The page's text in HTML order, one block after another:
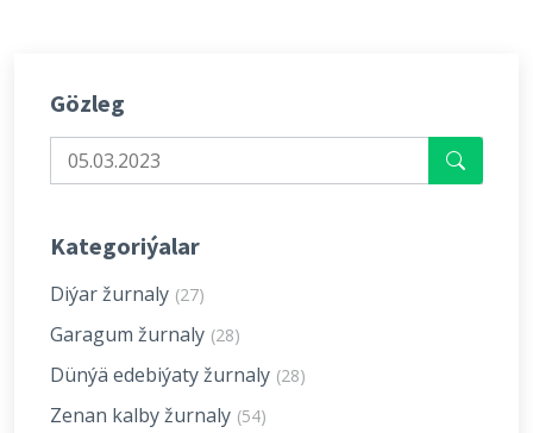
Gözleg
Kategoriýalar
Diýar žurnaly (27)
Garagum žurnaly (28)
Dünýä edebiýaty žurnaly (28)
Zenan kalby žurnaly (54)